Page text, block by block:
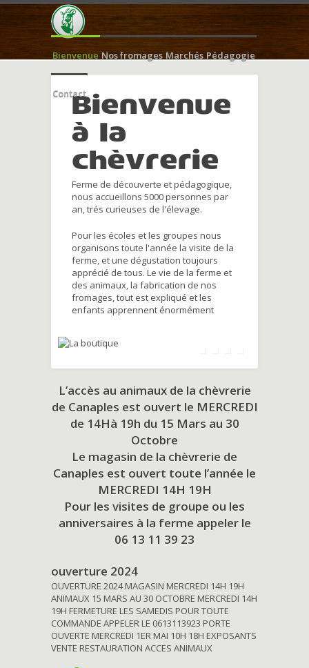
Bienvenue Nos fromages Marchés Pédagogie
ContactBienvenue
à la
chèvrerie
Ferme de découverte et pédagogique,
nous accueillons 5000 personnes par
an, trés curieuses de l'élevage.
Pour les écoles et les groupes nous
organisons toute l'année la visite de la
ferme, et une dégustation toujours
apprécié de tous. Le vie de la ferme et
des animaux, la fabrication de nos
fromages, tout est expliqué et les
enfants apprennent énormément
L’accès au animaux de la chèvrerie
de Canaples est ouvert le MERCREDI
de 14Hà 19h du 15 Mars au 30
Octobre
Le magasin de la chèvrerie de
Canaples est ouvert toute l’année le
MERCREDI 14H 19H
Pour les visites de groupe ou les
anniversaires à la ferme appeler le
06 13 11 39 23
ouverture 2024
OUVERTURE 2024 MAGASIN MERCREDI 14H 19H
ANIMAUX 15 MARS AU 30 OCTOBRE MERCREDI 14H
19H FERMETURE LES SAMEDIS POUR TOUTE
COMMANDE APPELER LE 0613113923 PORTE
OUVERTE MERCREDI 1ER MAI 10H 18H EXPOSANTS
VENTE RESTAURATION ACCES ANIMAUX